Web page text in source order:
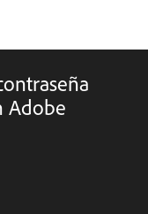
Adobe